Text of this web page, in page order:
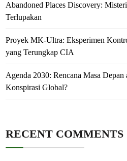
Abandoned Places Discovery:
Terlupakan
Proyek MK-Ultra: Eksperimen
yang Terungkap CIA
Agenda 2030: Rencana Masa Depan
Konspirasi Global?
RECENT COMMENTS